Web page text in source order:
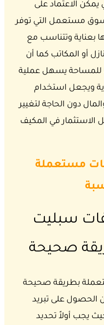
يمكن الاعتماد على
مستعمل التي توفر
وتتناسب مع
أو المكاتب كما أن
للمساحة يسهل عملية
ويجعل استخدام
دون الحاجة لتغيير
الاستثمار في المكيف
مستعملة
سبليت
صحيحة
بطريقة صحيحة
على تبريد
يجب أولاً تحديد